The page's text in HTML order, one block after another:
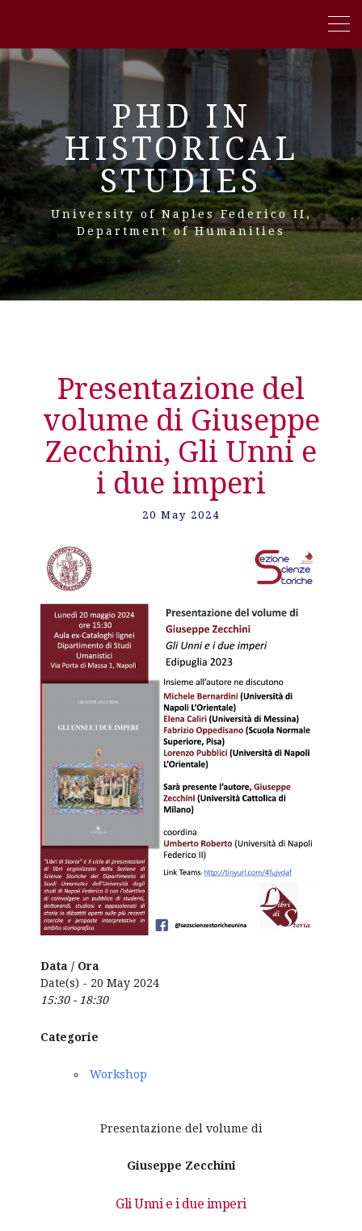
PHD IN
HISTORICAL
STUDIES
University of Naples Federico II,
Department of Humanities
Presentazione del
volume di Giuseppe
Zecchini, Gli Unni e
i due imperi
20 May 2024
Data / Ora
Date(s) - 20 May 2024
15:30 - 18:30
Categorie
Workshop
Presentazione del volume di
Giuseppe Zecchini
Gli Unni e i due imperi